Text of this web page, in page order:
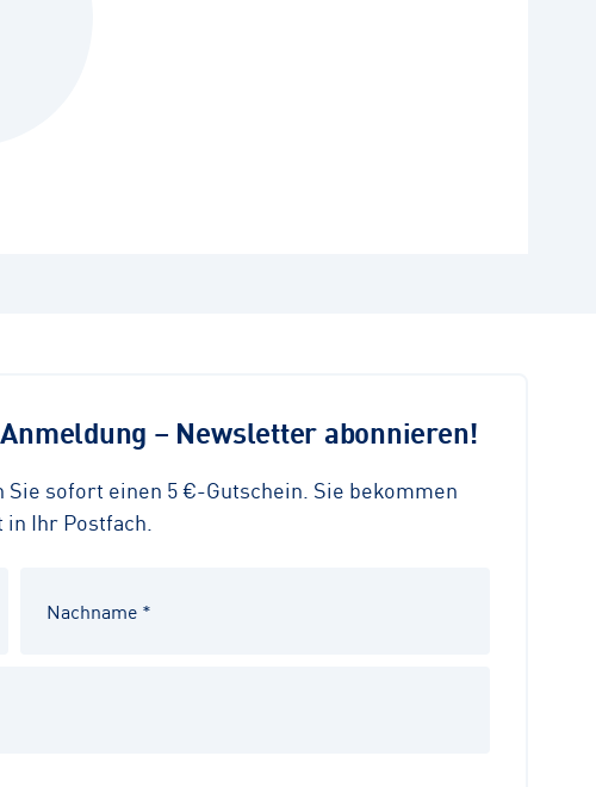
– Newsletter abonnieren!
sofort einen 5 €-Gutschein. Sie bekommen
Ihr Postfach.